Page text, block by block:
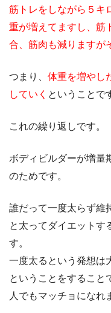
筋トレをしながら５キ
重が増えてますし、筋
合、筋肉も減りますが
つまり、 体重を増やし
していく ということで
これの繰り返しです。
ボディビルダーが増量
のためです。
誰だって一度太らず維
と太ってダイエットす
す。
一度太るという発想は
ということをすること
人でもマッチョになれ